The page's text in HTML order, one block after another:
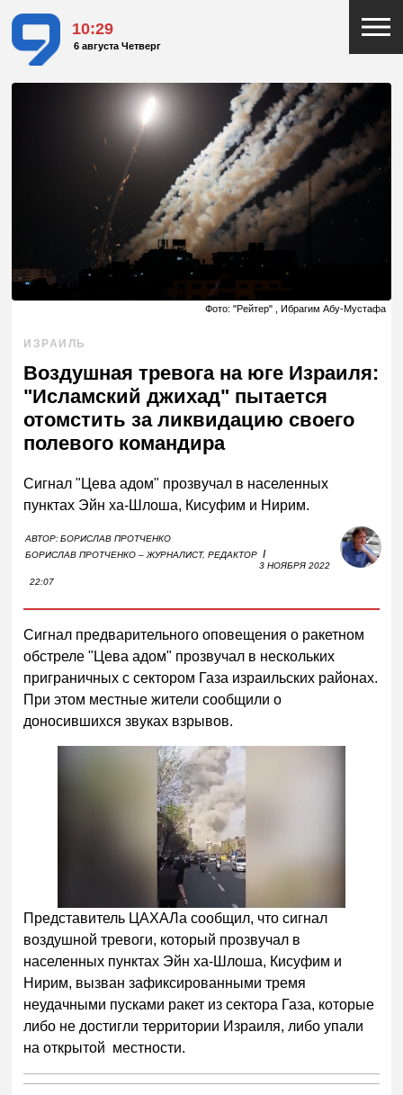
10:29
6 августа Четверг
Фото: "Рейтер" , Ибрагим Абу-Мустафа
ИЗРАИЛЬ
Воздушная тревога на юге Израиля:
"Исламский джихад" пытается
отомстить за ликвидацию своего
полевого командира
Сигнал "Цева адом" прозвучал в населенных
пунктах Эйн ха-Шлоша, Кисуфим и Нирим.
АВТОР:БОРИСЛАВ ПРОТЧЕНКО
БОРИСЛАВ ПРОТЧЕНКО – ЖУРНАЛИСТ, РЕДАКТОР I
3 НОЯБРЯ 2022
22:07
Сигнал предварительного оповещения о ракетном
обстреле "Цева адом" прозвучал в нескольких
приграничных с сектором Газа израильских районах.
При этом местные жители сообщили о
доносившихся звуках взрывов.
Представитель ЦАХАЛа сообщил, что сигнал
воздушной тревоги, который прозвучал в
населенных пунктах Эйн ха-Шлоша, Кисуфим и
Нирим, вызван зафиксированными тремя
неудачными пусками ракет из сектора Газа, которые
либо не достигли территории Израиля, либо упали
на открытой местности.